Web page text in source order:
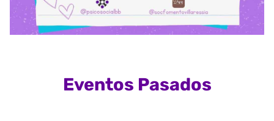
Eventos Pasados